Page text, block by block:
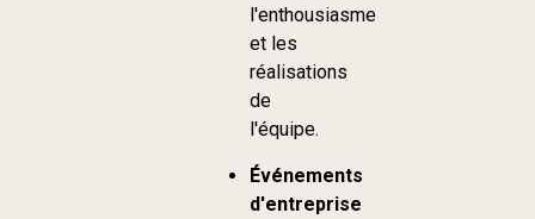
l'enthousiasme
et les
réalisations
de
l'équipe.
Événements
d'entreprise